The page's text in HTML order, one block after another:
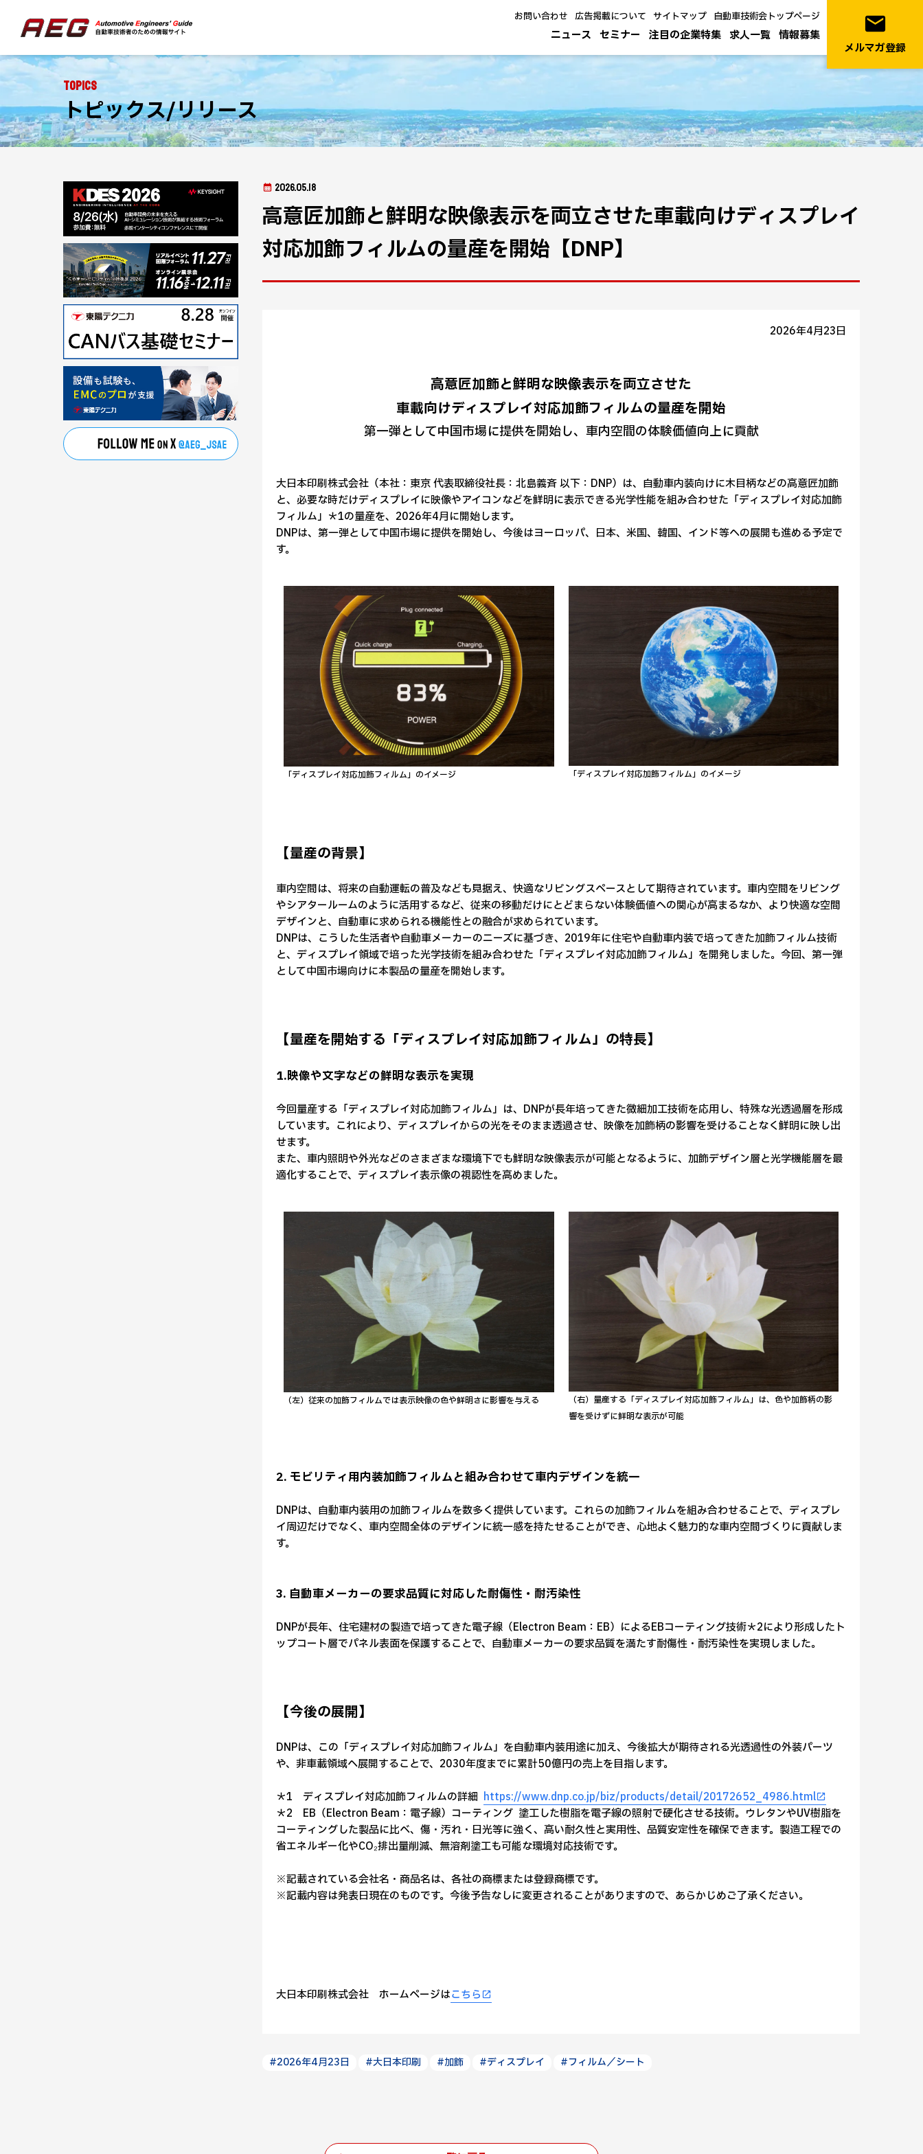
ニュース セミナー 注目の企業特集 求人一覧 情報募集
お問い合わせ 広告掲載について サイトマップ 自動車技術会トップページ email
メルマガ登録
Topics
トピックス/リリース
2026.05.18
高意匠加飾と鮮明な映像表示を両立させた車載向けディスプレイ
対応加飾フィルムの量産を開始【DNP】
2026年4月23日
高意匠加飾と鮮明な映像表示を両立させた
車載向けディスプレイ対応加飾フィルムの量産を開始
第一弾として中国市場に提供を開始し、車内空間の体験価値向上に貢献
大日本印刷株式会社（本社：東京 代表取締役社長：北島義斉 以下：DNP）は、自動車内装向けに木目柄などの高意匠加飾
と、必要な時だけディスプレイに映像やアイコンなどを鮮明に表示できる光学性能を組み合わせた「ディスプレイ対応加飾
フィルム」＊1の量産を、2026年4月に開始します。
DNPは、第一弾として中国市場に提供を開始し、今後はヨーロッパ、日本、米国、韓国、インド等への展開も進める予定で
す。
「ディスプレイ対応加飾フィルム」のイメージ 「ディスプレイ対応加飾フィルム」のイメージ
【量産の背景】
車内空間は、将来の自動運転の普及なども見据え、快適なリビングスペースとして期待されています。車内空間をリビング
やシアタールームのように活用するなど、従来の移動だけにとどまらない体験価値への関心が高まるなか、より快適な空間
デザインと、自動車に求められる機能性との融合が求められています。
DNPは、こうした生活者や自動車メーカーのニーズに基づき、2019年に住宅や自動車内装で培ってきた加飾フィルム技術
と、ディスプレイ領域で培った光学技術を組み合わせた「ディスプレイ対応加飾フィルム」を開発しました。今回、第一弾
として中国市場向けに本製品の量産を開始します。
【量産を開始する「ディスプレイ対応加飾フィルム」の特長】
1.映像や文字などの鮮明な表示を実現
今回量産する「ディスプレイ対応加飾フィルム」は、DNPが長年培ってきた微細加工技術を応用し、特殊な光透過層を形成
しています。これにより、ディスプレイからの光をそのまま透過させ、映像を加飾柄の影響を受けることなく鮮明に映し出
せます。
また、車内照明や外光などのさまざまな環境下でも鮮明な映像表示が可能となるように、加飾デザイン層と光学機能層を最
適化することで、ディスプレイ表示像の視認性を高めました。
（左）従来の加飾フィルムでは表示映像の色や鮮明さに影響を与える
（右）量産する「ディスプレイ対応加飾フィルム」は、色や加飾柄の影
響を受けずに鮮明な表示が可能
2. モビリティ用内装加飾フィルムと組み合わせて車内デザインを統一
DNPは、自動車内装用の加飾フィルムを数多く提供しています。これらの加飾フィルムを組み合わせることで、ディスプレ
イ周辺だけでなく、車内空間全体のデザインに統一感を持たせることができ、心地よく魅力的な車内空間づくりに貢献しま
す。
3. 自動車メーカーの要求品質に対応した耐傷性・耐汚染性
DNPが長年、住宅建材の製造で培ってきた電子線（Electron Beam：EB）によるEBコーティング技術＊2により形成したト
ップコート層でパネル表面を保護することで、自動車メーカーの要求品質を満たす耐傷性・耐汚染性を実現しました。
【今後の展開】
DNPは、この「ディスプレイ対応加飾フィルム」を自動車内装用途に加え、今後拡大が期待される光透過性の外装パーツ
や、非車載領域へ展開することで、2030年度までに累計50億円の売上を目指します。
＊1 ディスプレイ対応加飾フィルムの詳細 → https://www.dnp.co.jp/biz/products/detail/20172652_4986.html
＊2 EB（Electron Beam：電子線）コーティング → 塗工した樹脂を電子線の照射で硬化させる技術。ウレタンやUV樹脂を
コーティングした製品に比べ、傷・汚れ・日光等に強く、高い耐久性と実用性、品質安定性を確保できます。製造工程での
省エネルギー化やCO₂排出量削減、無溶剤塗工も可能な環境対応技術です。
※記載されている会社名・商品名は、各社の商標または登録商標です。
※記載内容は発表日現在のものです。今後予告なしに変更されることがありますので、あらかじめご了承ください。
大日本印刷株式会社 ホームページはこちら
#2026年4月23日 #大日本印刷 #加飾 #ディスプレイ #フィルム／シート